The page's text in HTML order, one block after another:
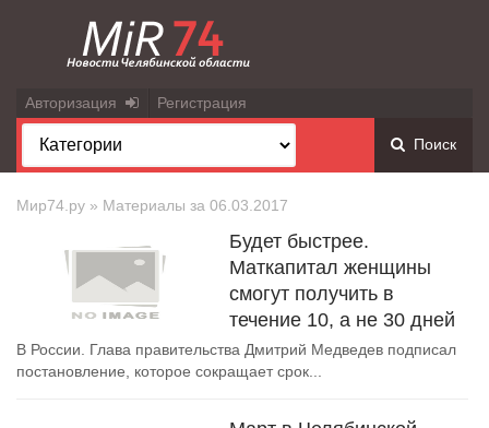
Авторизация Регистрация
Поиск
Мир74.ру » Материалы за 06.03.2017
Будет быстрее.
Маткапитал женщины
смогут получить в
течение 10, а не 30 дней
В России. Глава правительства Дмитрий Медведев подписал
постановление, которое сокращает срок...